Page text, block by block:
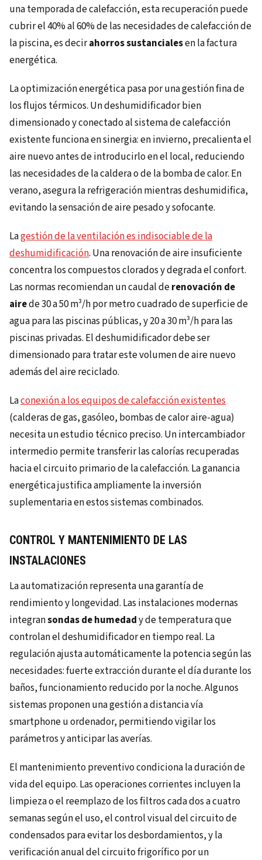
una temporada de calefacción, esta recuperación puede
cubrir el 40% al 60% de las necesidades de calefacción de
la piscina, es decirahorros sustancialesen la factura
energética.
La optimización energética pasa por una gestión fina de
los flujos térmicos. Un deshumidificador bien
dimensionado y conectado al sistema de calefacción
existente funciona en sinergia: en invierno, precalienta el
aire nuevo antes de introducirlo en el local, reduciendo
las necesidades de la caldera o de la bomba de calor. En
verano, asegura la refrigeración mientras deshumidifica,
evitando la sensación de aire pesado y sofocante.
Lagestión de la ventilación es indisociable de la
deshumidificación. Una renovación de aire insuficiente
concentra los compuestos clorados y degrada el confort.
Las normas recomiendan un caudal derenovación de
airede 30 a 50 m³/h por metro cuadrado de superficie de
agua para las piscinas públicas, y 20 a 30 m³/h para las
piscinas privadas. El deshumidificador debe ser
dimensionado para tratar este volumen de aire nuevo
además del aire reciclado.
Laconexión a los equipos de calefacción existentes
(calderas de gas, gasóleo, bombas de calor aire-agua)
necesita un estudio técnico preciso. Un intercambiador
intermedio permite transferir las calorías recuperadas
hacia el circuito primario de la calefacción. La ganancia
energética justifica ampliamente la inversión
suplementaria en estos sistemas combinados.
CONTROL Y MANTENIMIENTO DE LAS
INSTALACIONES
La automatización representa una garantía de
rendimiento y longevidad. Las instalaciones modernas
integransondas de humedady de temperatura que
controlan el deshumidificador en tiempo real. La
regulación ajusta automáticamente la potencia según las
necesidades: fuerte extracción durante el día durante los
baños, funcionamiento reducido por la noche. Algunos
sistemas proponen una gestión a distancia vía
smartphone u ordenador, permitiendo vigilar los
parámetros y anticipar las averías.
El mantenimiento preventivo condiciona la duración de
vida del equipo. Las operaciones corrientes incluyen la
limpieza o el reemplazo de los filtros cada dos a cuatro
semanas según el uso, el control visual del circuito de
condensados para evitar los desbordamientos, y la
verificación anual del circuito frigorífico por un